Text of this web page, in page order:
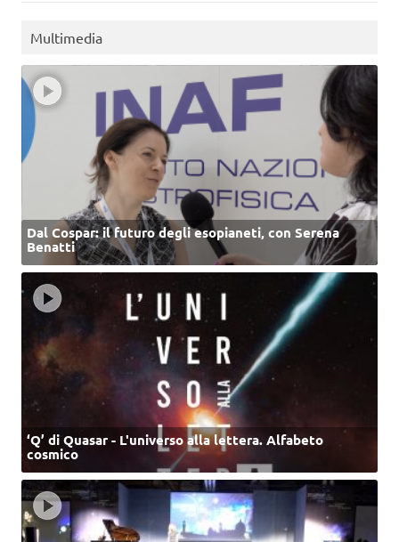
Multimedia
Dal Cospar: il futuro degli esopianeti, con Serena
Benatti
‘Q’ di Quasar - L'universo alla lettera. Alfabeto
cosmico